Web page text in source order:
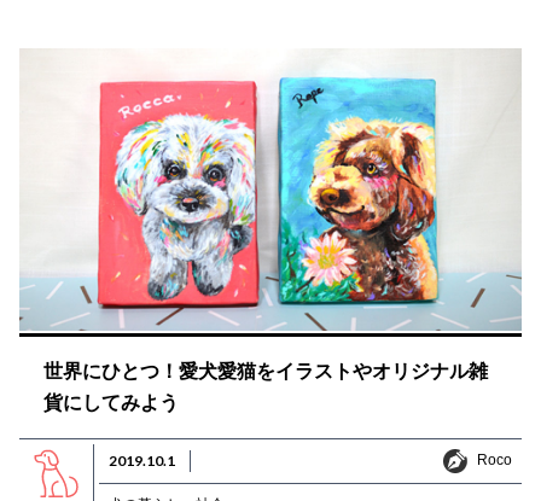
世界にひとつ！愛犬愛猫をイラストやオリジナル雑
貨にしてみよう
2019.10.1 Roco
Roco